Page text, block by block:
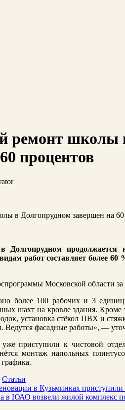
ремонт школы
процентов
Долгопрудном
работ составляет более
Московской области за
более 100 рабочих и 3
шахт на кровле здания. Кроме
установка стёкол ПВХ и
Ведутся фасадные работы», —
приступили к чистовой
монтаж напольных
графика.
Статьи
в Кузьминках приступили
в ЮАО возвели жилой комплекс